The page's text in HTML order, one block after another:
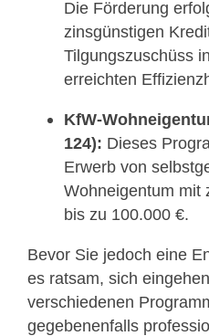
Die Förderung
zinsgünstigen
Tilgungszuschüss
erreichten
KfW-
124): Dieses
Erwerb von
Wohneigentum mit
bis zu 100.000 €.
Bevor Sie jedoch eine
es ratsam, sich
verschiedenen
gegebenenfalls